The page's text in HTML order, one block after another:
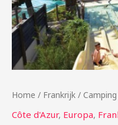
Home / Frankrijk /
Côte d'Azur, Europa,